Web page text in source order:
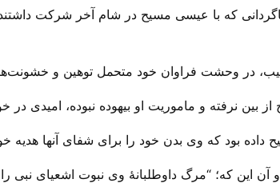
که با عیسی مسیح در شام آخر شرکت داشتند
در وحشت فراوان خود متحمل توهین و
بین نرفته و ماموریت او بیهوده نبوده، امیدی در
داده بود که وی بدن خود را برای شفای آنها هدیه
این که؛ “مرگ داوطلبانهٔ وی نبوت اشعیای نبی